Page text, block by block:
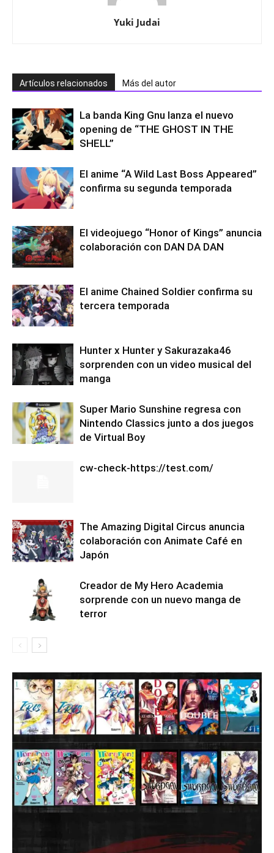
Yuki Judai
Artículos relacionados Más del autor
La banda King Gnu lanza el nuevo
opening de “THE GHOST IN THE
SHELL”
El anime “A Wild Last Boss Appeared”
confirma su segunda temporada
El videojuego “Honor of Kings” anuncia
colaboración con DAN DA DAN
El anime Chained Soldier confirma su
tercera temporada
Hunter x Hunter y Sakurazaka46
sorprenden con un video musical del
manga
Super Mario Sunshine regresa con
Nintendo Classics junto a dos juegos
de Virtual Boy
cw-check-https://test.com/
The Amazing Digital Circus anuncia
colaboración con Animate Café en
Japón
Creador de My Hero Academia
sorprende con un nuevo manga de
terror